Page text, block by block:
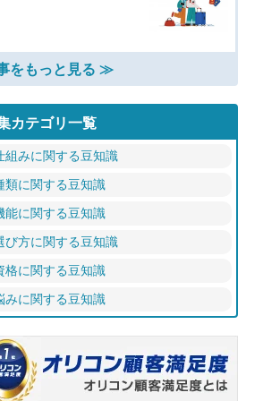
をもっと見る ≫
カテゴリ一覧
組みに関する豆知識
類に関する豆知識
能に関する豆知識
び方に関する豆知識
格に関する豆知識
みに関する豆知識